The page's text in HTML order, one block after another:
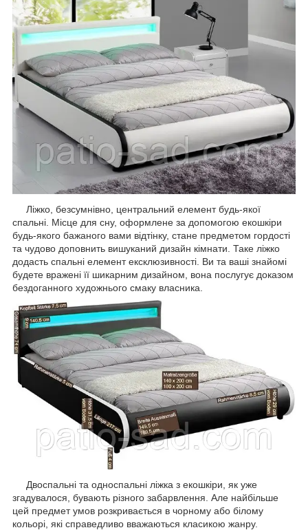
Ліжко, безсумнівно, центральний елемент будь-якої
спальні. Місце для сну, оформлене за допомогою екошкіри
будь-якого бажаного вами відтінку, стане предметом гордості
та чудово доповнить вишуканий дизайн кімнати. Таке ліжко
додасть спальні елемент ексклюзивності. Ви та ваші знайомі
будете вражені її шикарним дизайном, вона послугує доказом
бездоганного художнього смаку власника.
Двоспальні та односпальні ліжка з екошкіри, як уже
згадувалося, бувають різного забарвлення. Але найбільше
цей предмет умов розкривається в чорному або білому
кольорі, які справедливо вважаються класикою жанру.